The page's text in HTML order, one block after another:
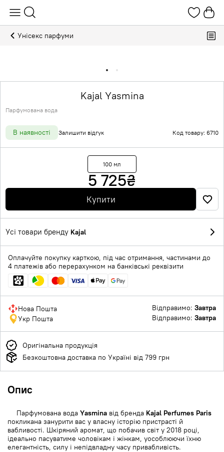
Унісекс парфуми
Kajal Yasmina
Парфумована вода
В наявності Залишити відгук Код товару: 6710
100 мл
5 725₴
Купити
Усі товари бренду Kajal
Оплачуйте покупку карткою, під час отримання, частинами до
4 платежів або перерахунком на банківські реквізити
Нова Пошта Відправимо: Завтра
Укр Пошта
Відправимо: Завтра
Оригінальна продукція
Безкоштовна доставка по Україні від 799 грн
Опис
Парфумована вода Yasmina від бренда Kajal Perfumes Paris
покликана занурити вас у власну історію пристрасті й
вабливості. Шкіряний аромат, що побачив світ у 2018 році,
ідеально пасуватиме чоловікам і жінкам, уособлюючи їхню
елегантність, силу і непідвладну часу привабливість.